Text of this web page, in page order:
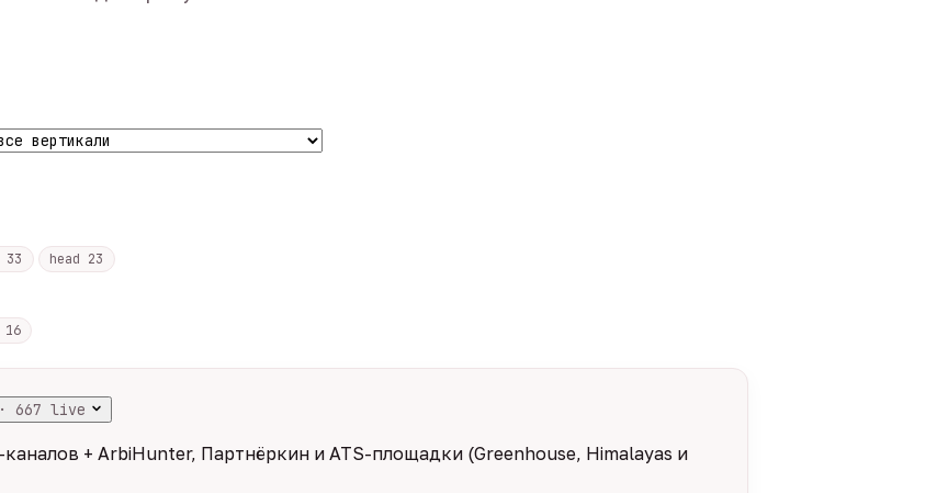
33 head 23
16
· 667 live
+ ArbiHunter, Партнёркин и ATS-площадки (Greenhouse, Himalayas и